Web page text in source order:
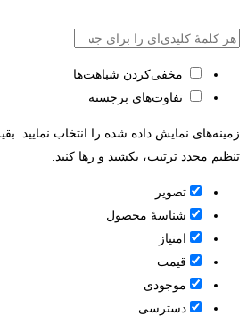
مخفی‌کردن شباهت‌ها
تفاوت‌های برجسته
زمینه‌های نمایش داده شده را انتخاب نمایید.
تنظیم مجدد ترتیب، بکشید و رها کنید.
تصویر
شناسۀ محصول
امتیاز
قيمت
موجودی
دسترسی